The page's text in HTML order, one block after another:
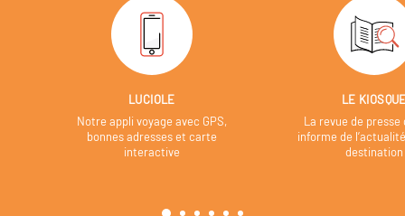
LUCIOLE
Notre appli voyage avec GPS,
bonnes adresses et carte
interactive
LE
La revue de presse
informe de
destination